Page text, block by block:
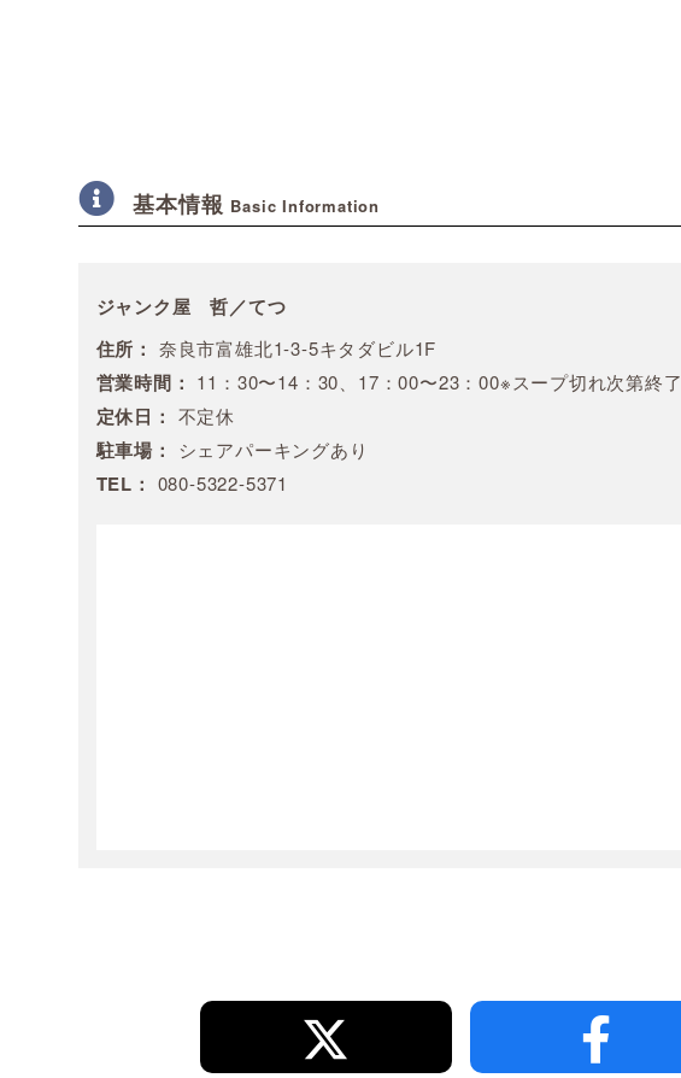
基本情報 Basic Information
ジャンク屋 哲／てつ
住所： 奈良市富雄北1-3-5キタダビル1F
営業時間： 11：30〜14：30、17：00〜23：00※スープ切れ次第終了
定休日： 不定休
駐車場： シェアパーキングあり
TEL： 080-5322-5371